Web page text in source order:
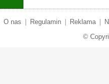
O nas Regulamin Reklama
©